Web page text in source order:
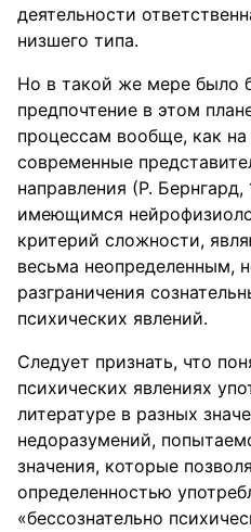
деятельности
низшего типа.
Но в такой же мере было
предпочтение в этом
процессам вообще, как
современные
направления (Р.
имеющимся
критерий сложности,
весьма неопределенным,
разграничения
психических явлений.
Следует признать, что
психических явлениях
литературе в разных
недоразумений,
значения, которые
определенностью
«бессознательно